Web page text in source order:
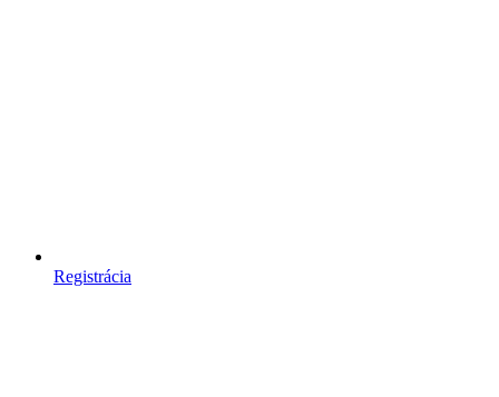
Registrácia